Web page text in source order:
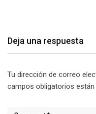
Deja una respuesta
Tu dirección de correo
campos obligatorios